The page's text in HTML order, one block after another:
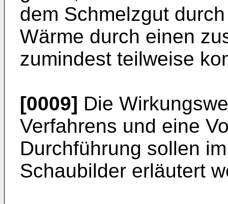
dem Schmelzgut
Wärme durch einen
zumindest teilweise
[0009] Die
Verfahrens und eine
Durchführung sollen
Schaubilder erläutert